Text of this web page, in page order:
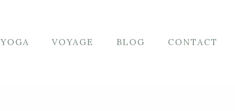
YOGA VOYAGE BLOG CONTACT